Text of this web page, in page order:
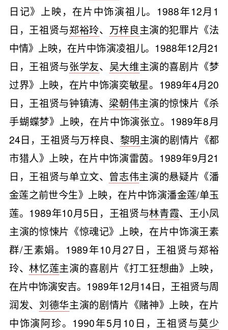
日记》上映，在片中饰演祖儿。1988年12月1
日，王祖贤与郑裕玲、 万梓良主演的犯罪片《法
中情》上映，在片中饰演凌祖儿。1988年12月21
日，王祖贤与张学友、 吴大维主演的喜剧片《梦
过界》上映，在片中饰演奕敏星。1989年4月20
日，王祖贤与钟镇涛、 梁朝伟主演的惊悚片《杀
手蝴蝶梦》上映，在片中饰演张立。1989年8月
24日，王祖贤与万梓良、 黎明主演的剧情片《都
市猎人》上映，在片中饰演雷茵。1989年9月21
日，王祖贤与单立文、 曾志伟主演的悬疑片《潘
金莲之前世今生》上映，在片中饰演潘金莲/单玉
莲。1989年10月5日，王祖贤与林青霞、王小凤
主演的惊悚片《惊魂记》上映，在片中饰演王素
群/王素娟。1989年10月27日，王祖贤与郑裕
玲、林忆莲主演的喜剧片《打工狂想曲》上映，
在片中饰演安吉。1989年12月14日，王祖贤与周
润发、 刘德华主演的剧情片《赌神》上映，在片
中饰演阿珍。1990年5月10日，王祖贤与莫少